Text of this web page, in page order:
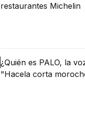
restaurantes Michelin
¿Quién es PALO, la
"Hacela corta